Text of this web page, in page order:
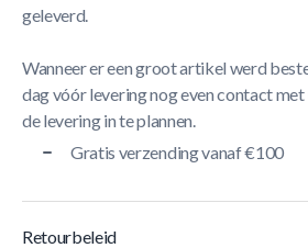
geleverd.
Wanneer er een groot artikel werd
dag vóór levering nog even contact met
de levering in te plannen.
Gratis verzending vanaf €100
Retourbeleid